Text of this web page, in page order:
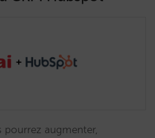
pourrez augmenter,